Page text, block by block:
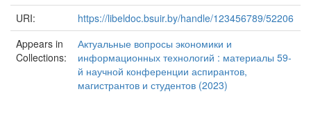
URI:
https://libeldoc.bsuir.by/handle/123456789/52206
Appears in
Collections:
Актуальные вопросы экономики и
информационных технологий : материалы 59-
й научной конференции аспирантов,
магистрантов и студентов (2023)